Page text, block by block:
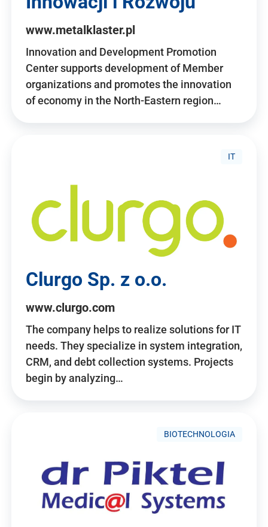
www.metalklaster.pl
Innovation and Development Promotion
Center supports development of Member
organizations and promotes the innovation
of economy in the North-Eastern region…
IT
Clurgo Sp. z o.o.
www.clurgo.com
The company helps to realize solutions for IT
needs. They specialize in system integration,
CRM, and debt collection systems. Projects
begin by analyzing…
BIOTECHNOLOGIA